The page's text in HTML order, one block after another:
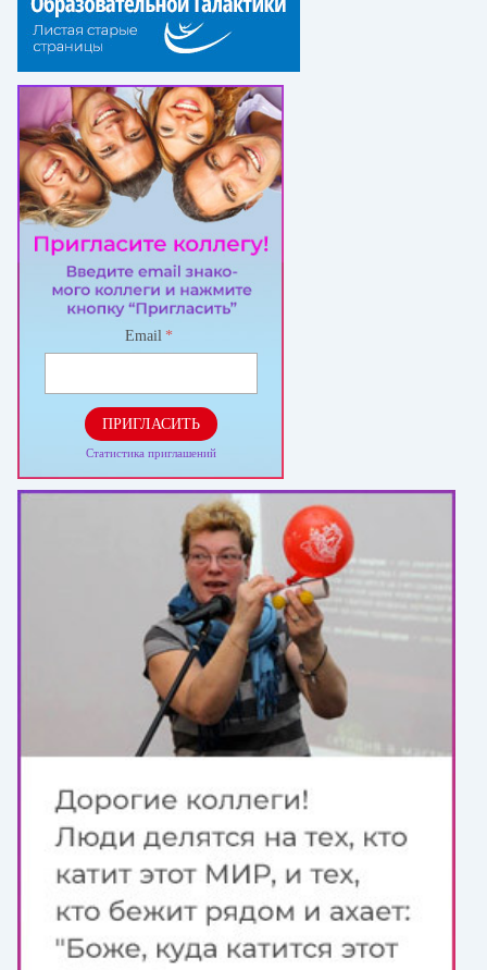
Email *
ПРИГЛАСИТЬ
Статистика приглашений